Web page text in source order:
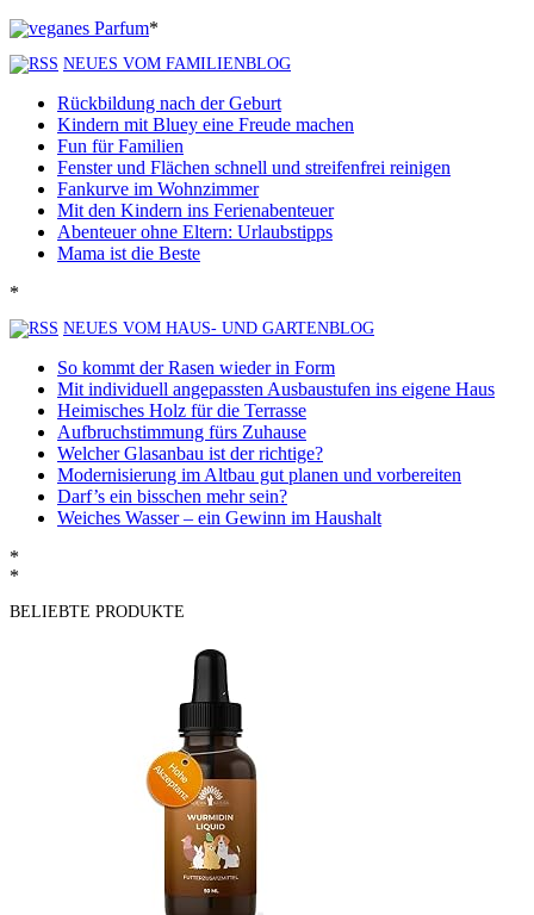
*
NEUES VOM FAMILIENBLOG
Rückbildung nach der Geburt
Kindern mit Bluey eine Freude machen
Fun für Familien
Fenster und Flächen schnell und streifenfrei reinigen
Fankurve im Wohnzimmer
Mit den Kindern ins Ferienabenteuer
Abenteuer ohne Eltern: Urlaubstipps
Mama ist die Beste
*
NEUES VOM HAUS- UND GARTENBLOG
So kommt der Rasen wieder in Form
Mit individuell angepassten Ausbaustufen ins eigene Haus
Heimisches Holz für die Terrasse
Aufbruchstimmung fürs Zuhause
Welcher Glasanbau ist der richtige?
Modernisierung im Altbau gut planen und vorbereiten
Darf’s ein bisschen mehr sein?
Weiches Wasser – ein Gewinn im Haushalt
*
*
BELIEBTE PRODUKTE